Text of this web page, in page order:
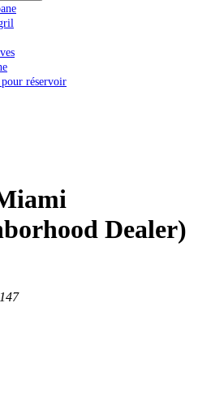
pour réservoir
Dealer)